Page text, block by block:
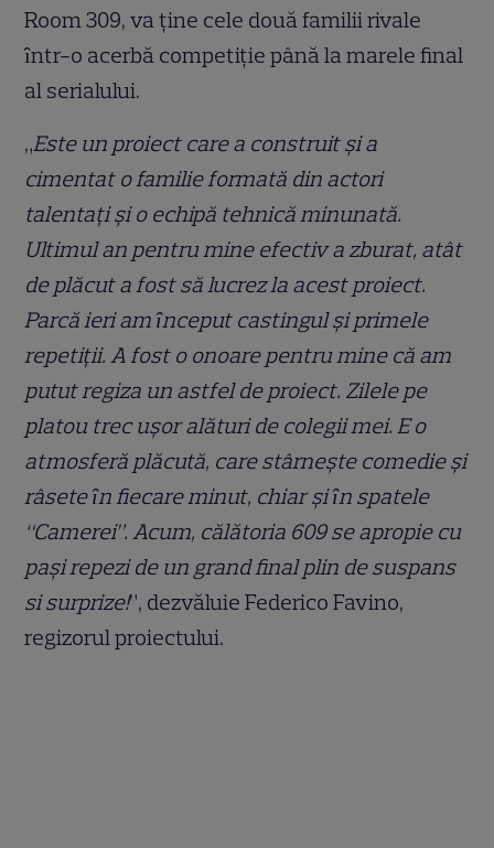
Room 309, va ţine cele două familii rivale
ȋntr-o acerbă competiţie până la marele final
al serialului.
„Este un proiect care a construit și a
cimentat o familie formată din actori
talentaţi și o echipă tehnică minunată.
Ultimul an pentru mine efectiv a zburat, atât
de plăcut a fost să lucrez la acest proiect.
Parcă ieri am ȋnceput castingul și primele
repetiţii. A fost o onoare pentru mine că am
putut regiza un astfel de proiect. Zilele pe
platou trec ușor alături de colegii mei. E o
atmosferă plăcută, care stârnește comedie și
râsete ȋn fiecare minut, chiar și ȋn spatele
“Camerei”. Acum, călătoria 609 se apropie cu
pași repezi de un grand final plin de suspans
si surprize!”, dezvăluie Federico Favino,
regizorul proiectului.